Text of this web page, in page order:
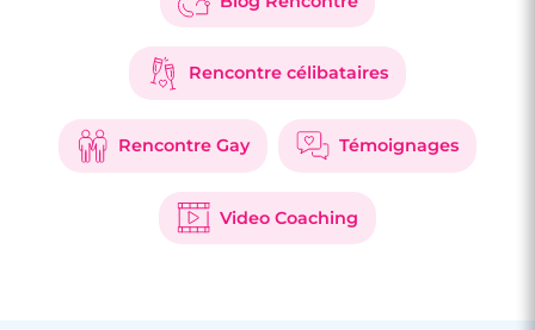
Rencontre célibataires
Rencontre Gay Témoignages
Video Coaching